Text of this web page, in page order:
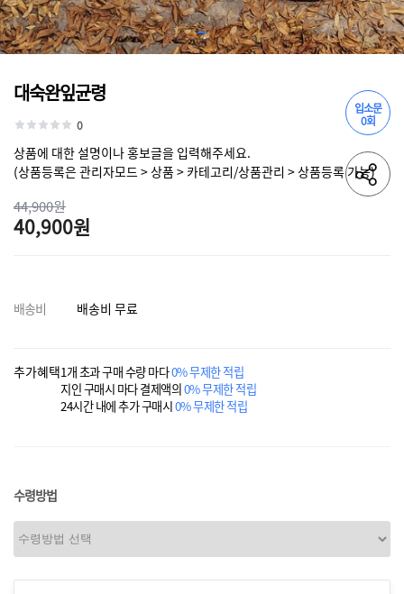
입소문
0회
대숙완잎균령
0
상품에 대한 설명이나 홍보글을 입력해주세요.
(상품등록은 관리자모드 > 상품 > 카테고리/상품관리 > 상품등록 가능)
44,900원
40,900원
배송비 배송비 무료
추가혜택1개 초과 구매 수량 마다0% 무제한 적립
지인 구매시 마다 결제액의0% 무제한 적립
24시간 내에 추가 구매시0% 무제한 적립
수령방법